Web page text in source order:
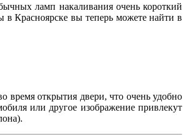
ламп накаливания очень короткий
в Красноярске вы теперь можете найти в
время открытия двери, что очень удобно
или другое изображение привлекут